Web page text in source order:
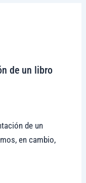
de un libro
de un
en cambio,